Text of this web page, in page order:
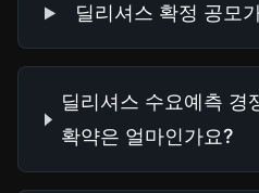
딜리셔스 확정 공모
딜리셔스 수요예측 경
확약은 얼마인가요?